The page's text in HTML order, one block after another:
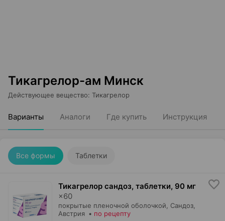
Тикагрелор-ам Минск
Действующее вещество: Тикагрелор
Варианты Аналоги Где купить Инструкция
Все формы Таблетки
Тикагрелор сандоз, таблетки, 90 мг
×60
покрытые пленочной оболочкой, Сандоз
Австрия • по рецепту